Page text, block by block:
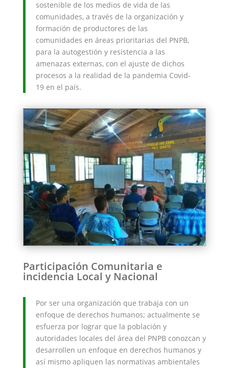
sostenible de los medios de vida de las
comunidades, a través de la organización y
formación de productores de las
comunidades en áreas prioritarias del PNPB,
para la autogestión y resistencia a las
amenazas externas, con el ajuste de dichos
procesos a la realidad de la pandemia Covid-
19 en el país.
Participación Comunitaria e
incidencia Local y Nacional
Por ser una organización que trabaja con un
enfoque de derechos humanos; actualmente se
esfuerza por lograr que la población y
autoridades locales del área del PNPB conozcan y
desarrollen un enfoque en derechos humanos y
así mismo apliquen las normativas ambientales